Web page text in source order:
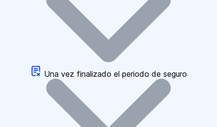
Una vez finalizado el periodo de seguro